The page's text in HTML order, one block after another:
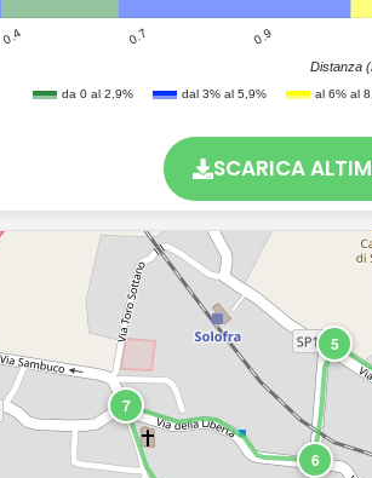
da 0 al 2,9% dal 3% al 5,9% al 6% al
0.4 0.7 0.9
Distanza
SCARICA
5
6
7